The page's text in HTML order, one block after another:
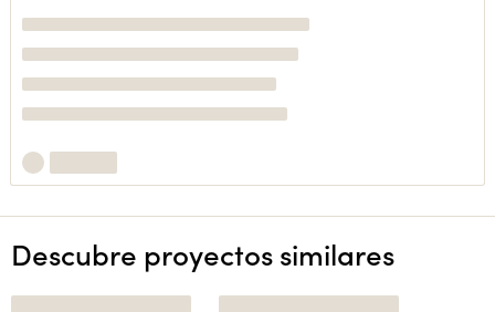
Descubre proyectos similares